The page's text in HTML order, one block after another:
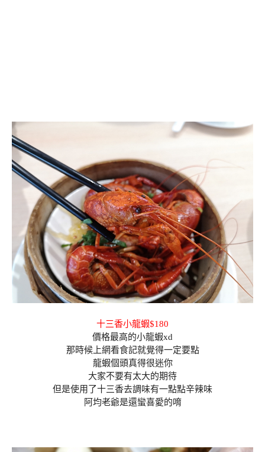
十三香小龍蝦$180
價格最高的小龍蝦xd
那時候上網看食記就覺得一定要點
龍蝦個頭真得很迷你
大家不要有太大的期待
但是使用了十三香去調味有一點點辛辣味
阿均老爺是還蠻喜愛的唷